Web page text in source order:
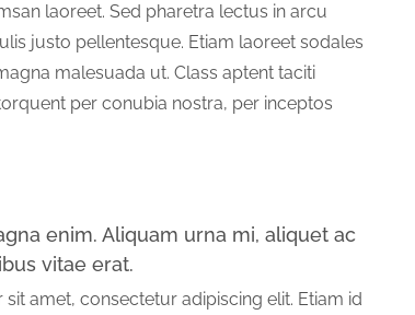
laoreet. Sed pharetra lectus in arcu
justo pellentesque. Etiam laoreet sodales
malesuada ut. Class aptent taciti
per conubia nostra, per inceptos
enim. Aliquam urna mi, aliquet ac
vitae erat.
amet, consectetur adipiscing elit. Etiam id